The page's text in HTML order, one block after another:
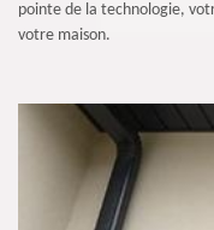
pointe de la technologie,
votre maison.